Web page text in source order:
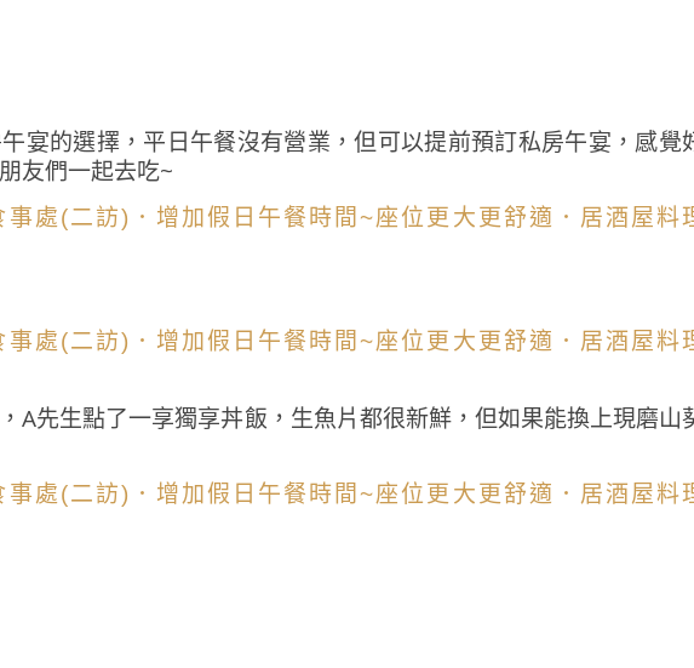
宴的選擇，平日午餐沒有營業，但可以提前預訂私房午宴，感覺
友們一起去吃~
A先生點了一享獨享丼飯，生魚片都很新鮮，但如果能換上現磨山